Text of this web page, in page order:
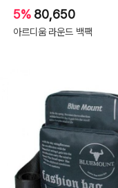
5% 80,650
아르디움 라운드 백팩